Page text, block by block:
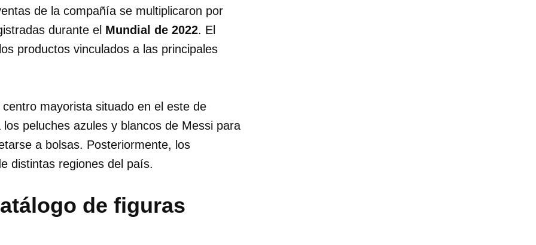
de la compañía se multiplicaron por
durante el Mundial de 2022. El
productos vinculados a las principales
mayorista situado en el este de
peluches azules y blancos de Messi para
a bolsas. Posteriormente, los
distintas regiones del país.
de figuras